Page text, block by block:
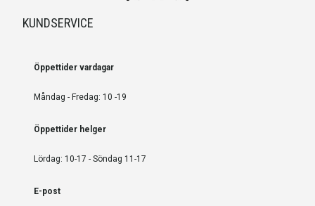
KUNDSERVICE
Öppettider vardagar
Måndag - Fredag: 10 -19
Öppettider helger
Lördag: 10-17 - Söndag 11-17
E-post